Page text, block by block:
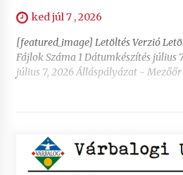
ked júl 7 , 2026
[featured_image] Letöltés Verzió
Fájlok Száma 1 Dátumkészítés július
július 7, 2026 Álláspályázat - Mezőőr